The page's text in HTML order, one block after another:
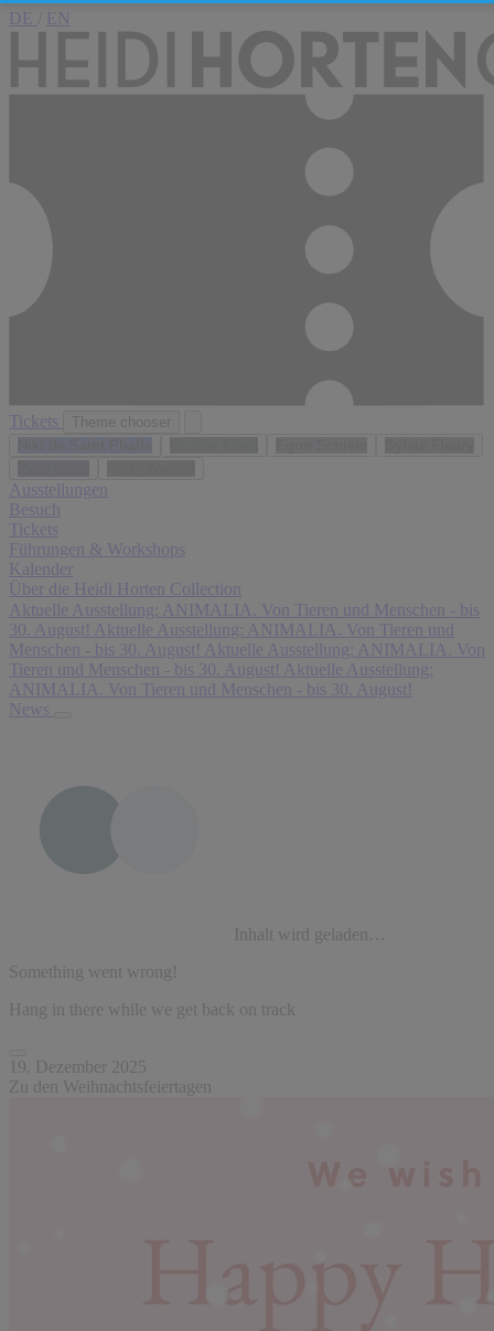
DE EN
Tickets
Theme chooser
Ausstellungen
Besuch
Tickets
Führungen & Workshops
Kalender
Über die Heidi Horten Collection
Aktuelle Ausstellung: ANIMALIA. Von Tieren und Menschen - bis
30. August! Aktuelle Ausstellung: ANIMALIA. Von Tieren und
Menschen - bis 30. August! Aktuelle Ausstellung: ANIMALIA. Von
Tieren und Menschen - bis 30. August! Aktuelle Ausstellung:
ANIMALIA. Von Tieren und Menschen - bis 30. August!
News
Inhalt wird geladen…
Something went wrong!
Hang in there while we get back on track
19. Dezember 2025
Zu den Weihnachtsfeiertagen